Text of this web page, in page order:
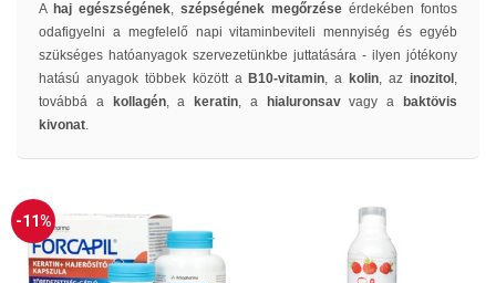
A haj egészségének, szépségének megőrzése érdekében fontos
odafigyelni a megfelelő napi vitaminbeviteli mennyiség és egyéb
szükséges hatóanyagok szervezetünkbe juttatására - ilyen jótékony
hatású anyagok többek között a B10-vitamin, a kolin, az inozitol ,
továbbá a
kollagén, a keratin, a hialuronsavvagy a
baktövis
kivonat.
-11%